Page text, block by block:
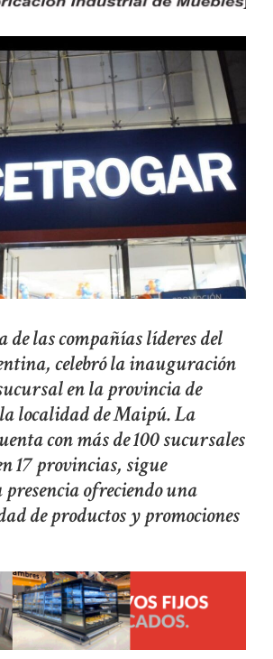
las compañías líderes del
celebró la inauguración
en la provincia de
localidad de Maipú. La
con más de 100 sucursales
17 provincias, sigue
ofreciendo una
de productos y promociones